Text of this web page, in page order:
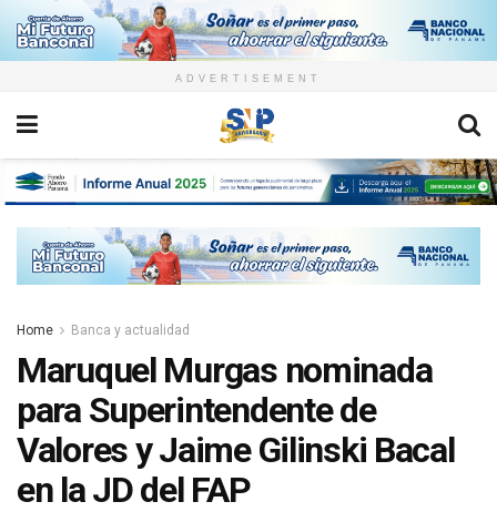
ADVERTISEMENT
Home Banca y actualidad
Maruquel Murgas nominada
para Superintendente de
Valores y Jaime Gilinski Bacal
en la JD del FAP